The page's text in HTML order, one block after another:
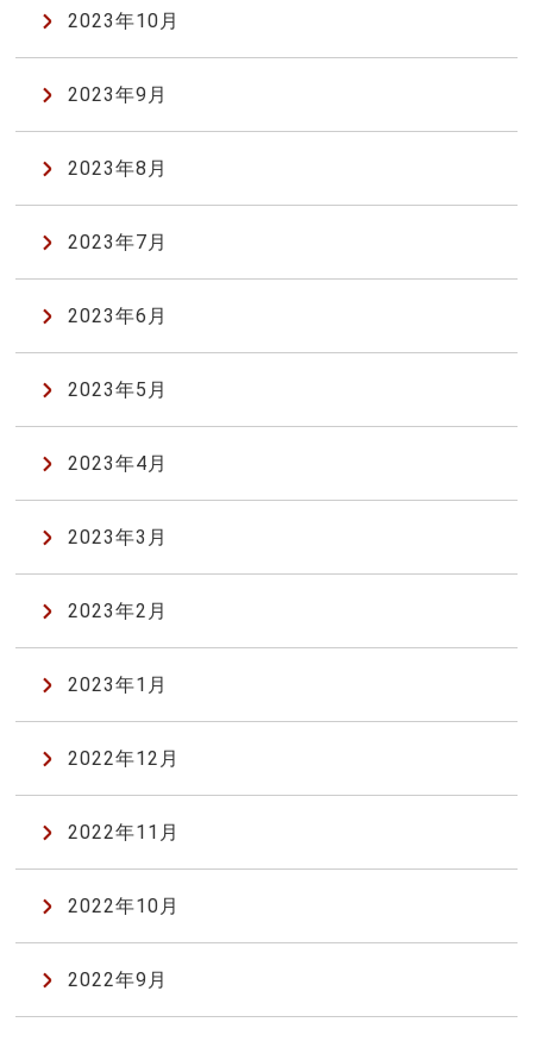
2023年10月
2023年9月
2023年8月
2023年7月
2023年6月
2023年5月
2023年4月
2023年3月
2023年2月
2023年1月
2022年12月
2022年11月
2022年10月
2022年9月